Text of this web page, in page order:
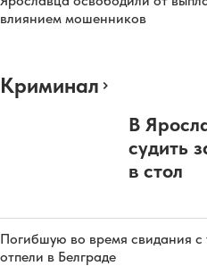
влиянием мошенников
Криминал
В
судить
в стол
Погибшую во время свидания с
отпели в Белграде